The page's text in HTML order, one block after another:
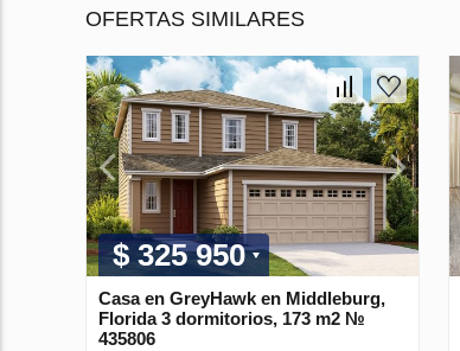
OFERTAS SIMILARES
$ 325 950
Casa en GreyHawk en Middleburg,
Florida 3 dormitorios, 173 m2 №
435806